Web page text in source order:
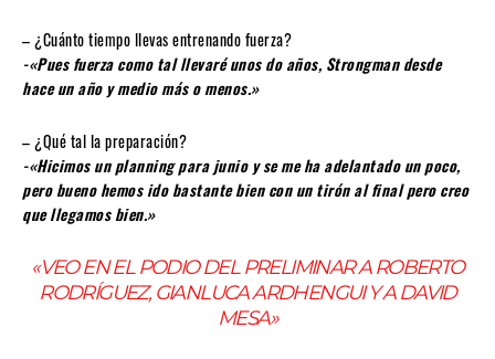
– ¿Cuánto tiempo llevas entrenando fuerza?
-«Pues fuerza como tal llevaré unos do años, Strongman desde
hace un año y medio más o menos.»
– ¿Qué tal la preparación?
-«Hicimos un planning para junio y se me ha adelantado un poco,
pero bueno hemos ido bastante bien con un tirón al final pero creo
que llegamos bien.»
«VEO EN EL PODIO DEL PRELIMINAR A ROBERTO
RODRÍGUEZ, GIANLUCA ARDHENGUI Y A DAVID
MESA»